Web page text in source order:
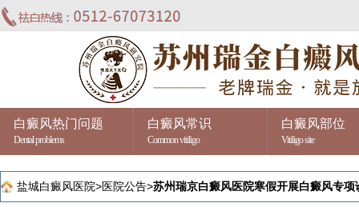
白癜风热门问题
Dental problems
白癜风常识
Common vitiligo
白癜风部位
Vitiligo site
盐城白癜风医院>医院公告>苏州瑞京白癜风医院寒假开展白癜风专